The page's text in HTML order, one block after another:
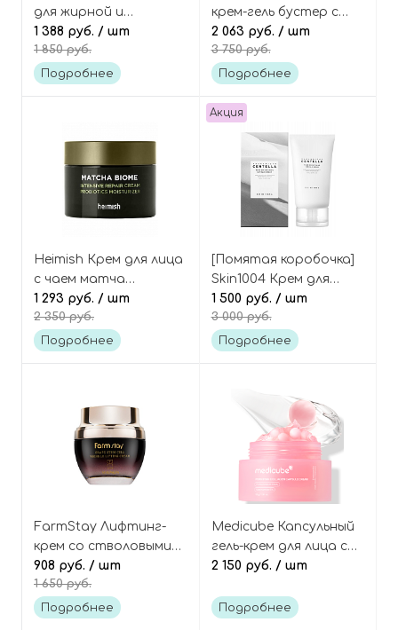
для жирной и
проблемной кожи, Oil
Control Moisturizing
Cream
1 388 руб. / шт
1 850 руб.
Подробнее
крем-гель бустер с
берёзовым соком и
гиалуроновой
кислотой, Birch 70%
Moisture
2 063 руб. / шт
3 750 руб.
Подробнее
Heimish Крем для лица
с чаем матча
восстанавливающий
Matcha Biome Intensive
Repair Cream
1 293 руб. / шт
2 350 руб.
Подробнее
Акция
[Помятая коробочка]
Skin1004 Крем для
лица с капсулами
против пигментации
и пост-акне,
Capsule Cream
1 500 руб. / шт
3 000 руб.
Подробнее
FarmStay Лифтинг-
крем со стволовыми
клетками винограда,
Grape Stem Cell Wrinkle
Lifting Cream
908 руб. / шт
1 650 руб.
Подробнее
Medicube Капсульный
гель-крем для лица с
PDRN, ниацинамидом
Pink Collagen Capsule
2 150 руб. / шт
Подробнее